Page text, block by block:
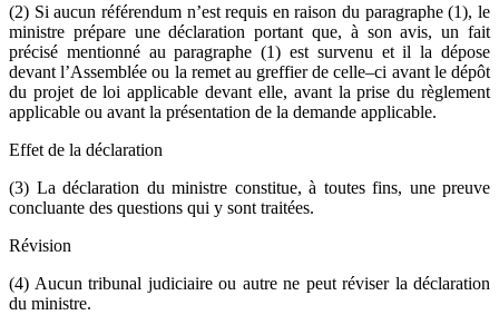
(2) Si aucun référendum n’est requis en raison du paragraphe (1), le
ministre prépare une déclaration portant que, à son avis, un fait
précisé mentionné au paragraphe (1) est survenu et il la dépose
devant l’Assemblée ou la remet au greffier de celle–ci avant le dépôt
du projet de loi applicable devant elle, avant la prise du règlement
applicable ou avant la présentation de la demande applicable.
Effet de la déclaration
(3) La déclaration du ministre constitue, à toutes fins, une preuve
concluante des questions qui y sont traitées.
Révision
(4) Aucun tribunal judiciaire ou autre ne peut réviser la déclaration
du ministre.